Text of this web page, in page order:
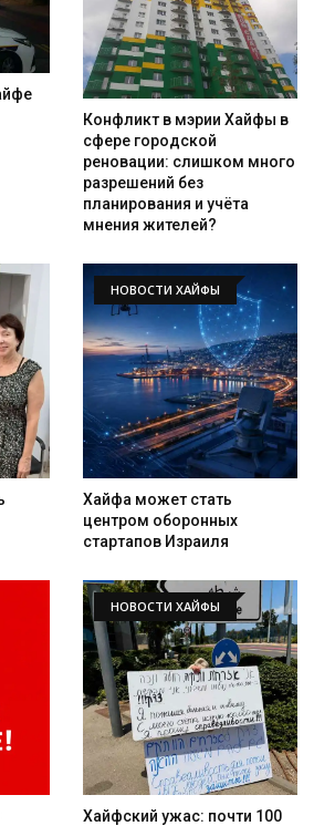
Конфликт в мэрии Хайфы в
сфере городской
реновации: слишком много
разрешений без
планирования и учёта
мнения жителей?
НОВОСТИ ХАЙФЫ
Хайфа может стать
центром оборонных
стартапов Израиля
НОВОСТИ ХАЙФЫ
Хайфский ужас: почти 100